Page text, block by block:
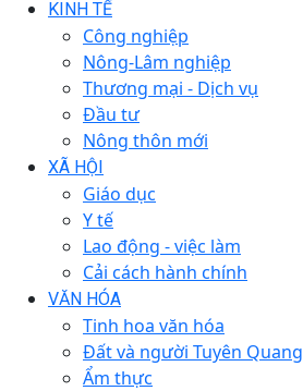
KINH TẾ
Công nghiệp
Nông-Lâm nghiệp
Thương mại - Dịch vụ
Đầu tư
Nông thôn mới
XÃ HỘI
Giáo dục
Y tế
Lao động - việc làm
Cải cách hành chính
VĂN HÓA
Tinh hoa văn hóa
Đất và người Tuyên Quang
Ẩm thực